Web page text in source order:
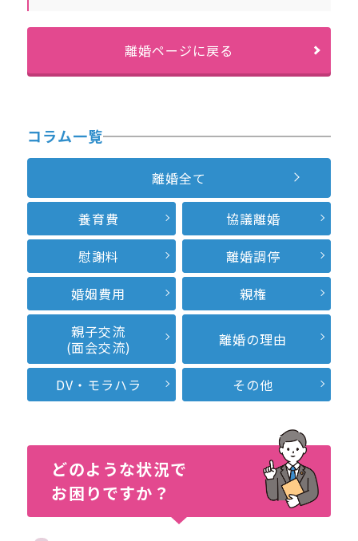
離婚ページに戻る
コラム一覧
離婚全て
養育費
協議離婚
慰謝料
離婚調停
婚姻費用
親権
親子交流
(面会交流)
離婚の理由
DV・モラハラ その他
どのような状況で
お困りですか？